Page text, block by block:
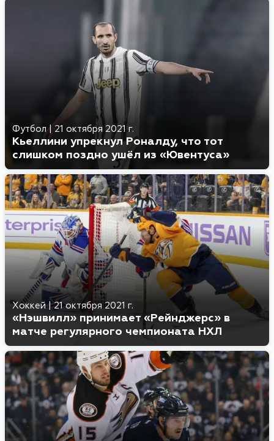
Футбол| 21 октября 2021 г.
Кьеллини упрекнул Роналду, что тот
слишком поздно ушёл из «Ювентуса»
Хоккей|21 октября 2021 г.
«Нэшвилл» принимает «Рейнджерс» в
матче регулярного чемпионата НХЛ